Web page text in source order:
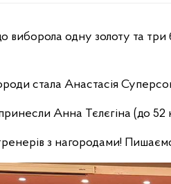
стала Анастасія
Анна Тєлєгіна (до
з нагородами!